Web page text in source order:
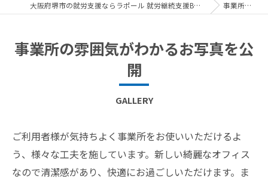
大阪府堺市の就労支援ならラポール 就労継続支援B型事業所 事業所風景
事業所の雰囲気がわかるお写真を公
開
GALLERY
ご利用者様が気持ちよく事業所をお使いいただけるよ
う、様々な工夫を施しています。新しい綺麗なオフィス
なので清潔感があり、快適にお過ごしいただけます。ま